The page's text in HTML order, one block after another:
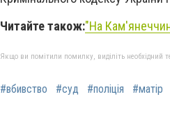
Читайте також:"На
Якщо ви помітили помилку, виділіть необхідний
#вбивство #суд #поліція #матір